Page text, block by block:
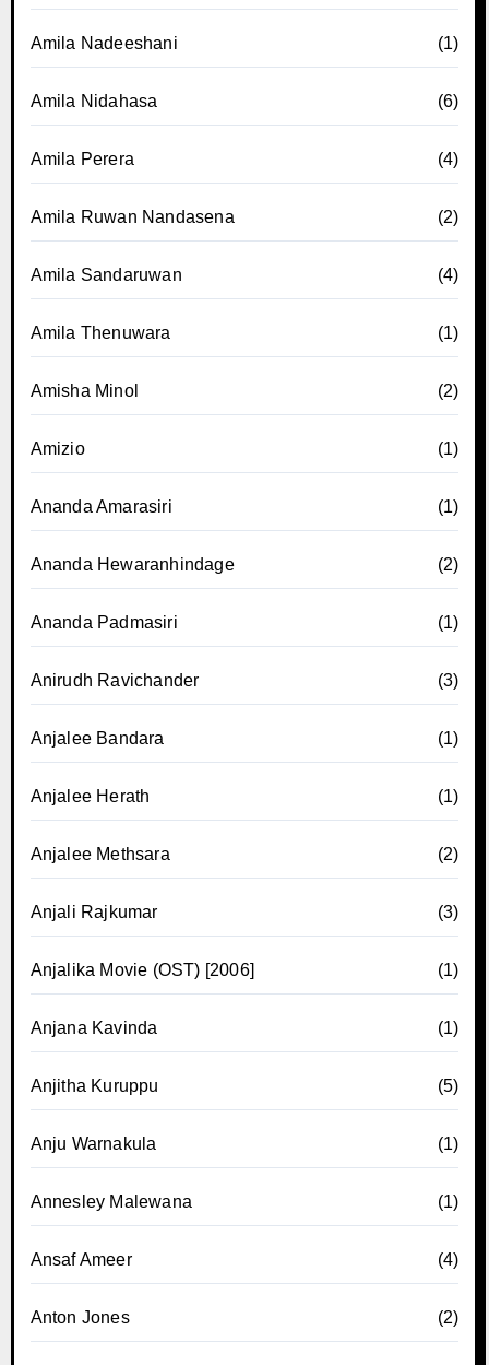
Amila Nadeeshani (1)
Amila Nidahasa (6)
Amila Perera (4)
Amila Ruwan Nandasena (2)
Amila Sandaruwan (4)
Amila Thenuwara (1)
Amisha Minol (2)
Amizio (1)
Ananda Amarasiri (1)
Ananda Hewaranhindage (2)
Ananda Padmasiri (1)
Anirudh Ravichander (3)
Anjalee Bandara (1)
Anjalee Herath (1)
Anjalee Methsara (2)
Anjali Rajkumar (3)
Anjalika Movie (OST) [2006] (1)
Anjana Kavinda (1)
Anjitha Kuruppu (5)
Anju Warnakula (1)
Annesley Malewana (1)
Ansaf Ameer (4)
Anton Jones (2)